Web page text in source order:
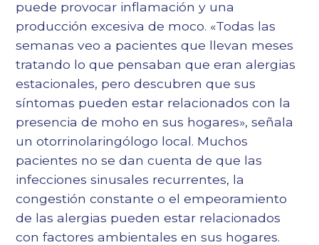
puede provocar inflamación y una
producción excesiva de moco. «Todas las
semanas veo a pacientes que llevan meses
tratando lo que pensaban que eran alergias
estacionales, pero descubren que sus
síntomas pueden estar relacionados con la
presencia de moho en sus hogares», señala
un otorrinolaringólogo local. Muchos
pacientes no se dan cuenta de que las
infecciones sinusales recurrentes, la
congestión constante o el empeoramiento
de las alergias pueden estar relacionados
confactores ambientales en sus hogares.